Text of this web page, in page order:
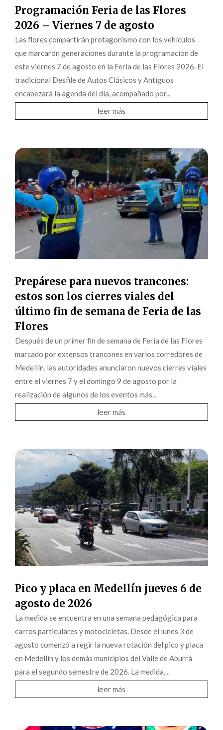
Programación Feria de las Flores
2026 – Viernes 7 de agosto
Las flores compartirán protagonismo con los vehículos
que marcaron generaciones durante la programación de
este viernes 7 de agosto en la Feria de las Flores 2026. El
tradicional Desfile de Autos Clásicos y Antiguos
encabezará la agenda del día, acompañado por...
leer más
Prepárese para nuevos trancones:
estos son los cierres viales del
último fin de semana de Feria de las
Flores
Después de un primer fin de semana de Feria de las Flores
marcado por extensos trancones en varios corredores de
Medellín, las autoridades anunciaron nuevos cierres viales
entre el viernes 7 y el domingo 9 de agosto por la
realización de algunos de los eventos más...
leer más
Pico y placa en Medellín jueves 6 de
agosto de 2026
La medida se encuentra en una semana pedagógica para
carros particulares y motocicletas. Desde el lunes 3 de
agosto comenzó a regir la nueva rotación del pico y placa
en Medellín y los demás municipios del Valle de Aburrá
para el segundo semestre de 2026. La medida,...
leer más